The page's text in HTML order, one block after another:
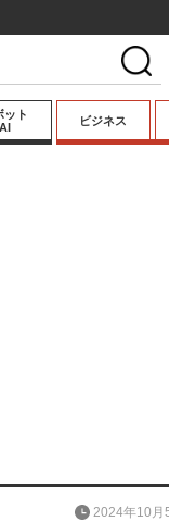
ット
AI
ビジネス
2024年10月